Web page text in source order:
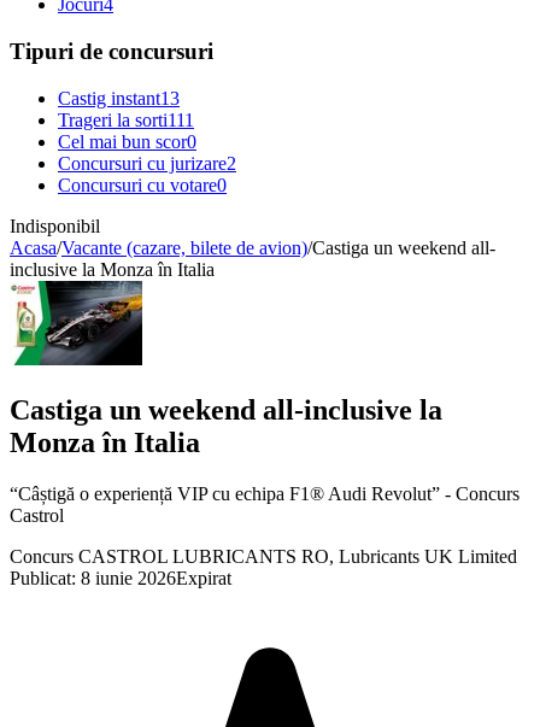
Jocuri4
Tipuri de concursuri
Castig instant13
Trageri la sorti111
Cel mai bun scor0
Concursuri cu jurizare2
Concursuri cu votare0
Indisponibil
Acasa/Vacante (cazare, bilete de avion)/Castiga un weekend all-
inclusive la Monza în Italia
Castiga un weekend all-inclusive la
Monza în Italia
“Câștigă o experiență VIP cu echipa F1® Audi Revolut” - Concurs
Castrol
Concurs CASTROL LUBRICANTS RO, Lubricants UK Limited
Publicat: 8 iunie 2026Expirat